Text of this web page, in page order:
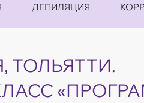
ДЕПИЛЯЦИЯ
ТОЛЬЯТТИ.